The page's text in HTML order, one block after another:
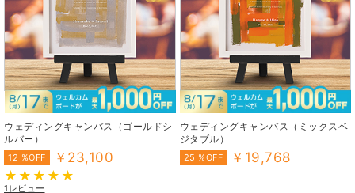
ウェディングキャンバス（ゴールドシ
ルバー）
12 %OFF ￥23,100
1レビュー
ウェディングキャンバス（ミックスベ
ジタブル）
25 %OFF ￥19,768